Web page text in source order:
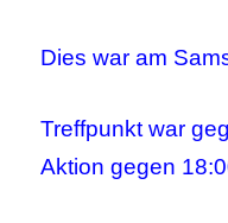
Dies war am
Treffpunkt war
Aktion gegen